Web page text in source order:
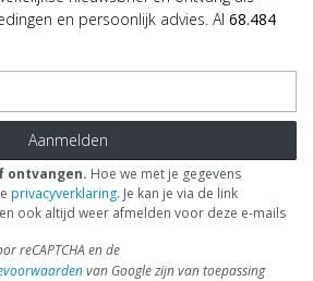
en persoonlijk advies. Al 68.484
Aanmelden
ontvangen. Hoe we met je gegevens
privacyverklaring. Je kan je via de link
ook altijd weer afmelden voor deze e-mails
reCAPTCHA en de
van Google zijn van toepassing